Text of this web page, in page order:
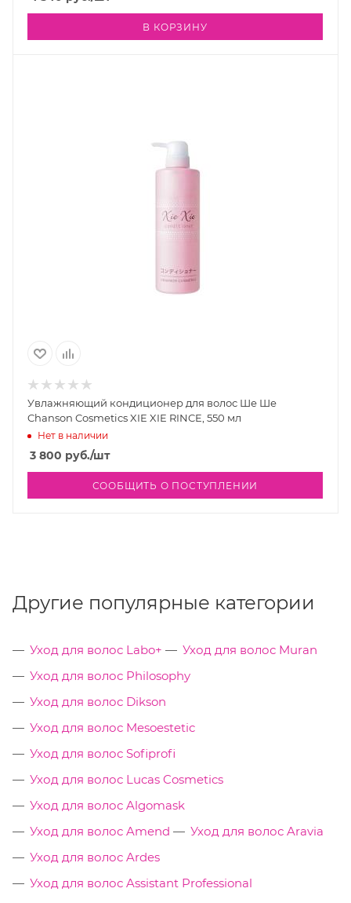
В КОРЗИНУ
Увлажняющий кондиционер для волос Ше Ше
Chanson Cosmetics XIE XIE RINCE, 550 мл
Нет в наличии
3 800 руб./шт
СООБЩИТЬ О ПОСТУПЛЕНИИ
Другие популярные категории
Уход для волос Labo+
Уход для волос Muran
Уход для волос Philosophy
Уход для волос Dikson
Уход для волос Mesoestetic
Уход для волос Sofiprofi
Уход для волос Lucas Cosmetics
Уход для волос Algomask
Уход для волос Amend
Уход для волос Aravia
Уход для волос Ardes
Уход для волос Assistant Professional